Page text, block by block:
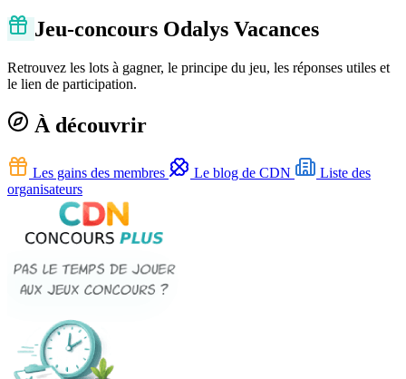
Jeu-concours Odalys Vacances
Retrouvez les lots à gagner, le principe du jeu, les réponses utiles et
le lien de participation.
À découvrir
Les gains des membres Le blog de CDN
Liste des
organisateurs